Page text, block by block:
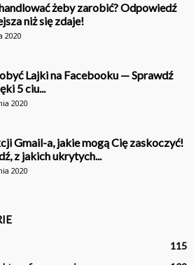
żeby zarobić? Odpowiedź
niż się zdaje!
2020
Lajki na Facebooku — Sprawdź
5 ciu...
2020
Gmail-a, jakie mogą Cię zaskoczyć!
z jakich ukrytych...
2020
115